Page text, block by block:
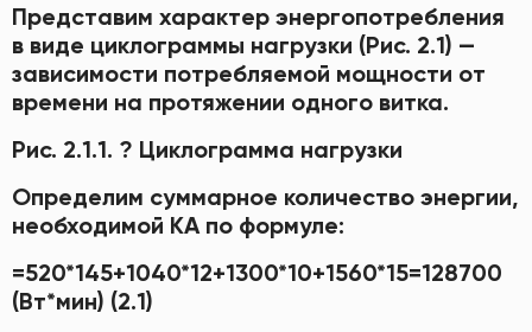
Представим характер энергопотребления
в виде циклограммы нагрузки (Рис. 2.1) —
зависимости потребляемой мощности от
времени на протяжении одного витка.
Рис. 2.1.1. ? Циклограмма нагрузки
Определим суммарное количество энергии,
необходимой КА по формуле:
=520*145+1040*12+1300*10+1560*15=128700
(Вт*мин) (2.1)